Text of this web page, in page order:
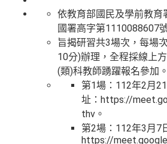
依教育部國民及學前教育
國署高字第1110088607
旨揭研習共3場次，每場
10分)辦理，全程採線上
(類)科教師踴躍報名參加。
第1場：112年2月
址：https://
thv。
第2場：112年3月7
https://